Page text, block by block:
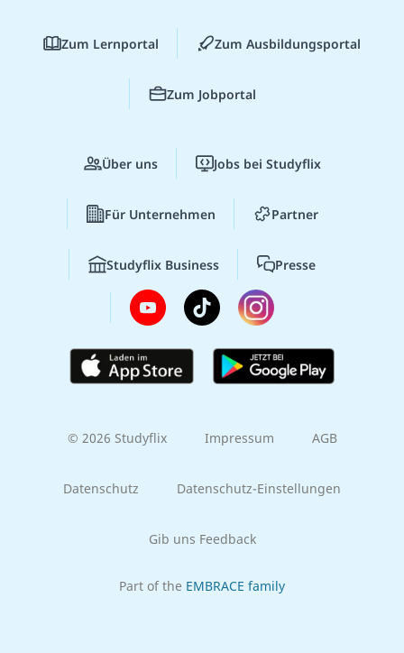
Zum Lernportal Zum Ausbildungsportal
Zum Jobportal
Über uns Jobs bei Studyflix
Für Unternehmen Partner
Studyflix Business Presse
© 2026 Studyflix Impressum AGB
Datenschutz Datenschutz-Einstellungen
Gib uns Feedback
Part of the EMBRACE family